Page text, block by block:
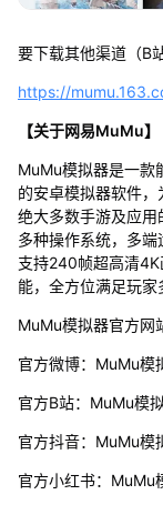
要下载其他渠道（B
https://
【关于网易MuMu】
MuMu模拟器是一款
的安卓模拟器软件
绝大多数手游及应
多种操作系统，多端
支持240帧超高清
能，全方位满足玩家
MuMu模拟器官方网
官方微博：MuMu模
官方B站：MuMu模
官方抖音：MuMu模
官方小红书：MuMu